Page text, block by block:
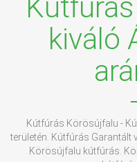
kiváló
Kútfúrás Körösújfalu -
területén. Kútfúrás
Körösújfalu kútfúrás.